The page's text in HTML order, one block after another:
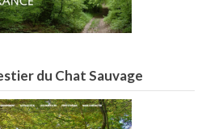
du Chat Sauvage